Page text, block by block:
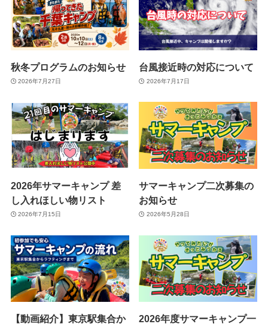
秋冬プログラムのお知らせ
2026年7月27日
台風接近時の対応について
2026年7月17日
2026年サマーキャンプ 差
し入れほしい物リスト
2026年7月15日
サマーキャンプ二次募集の
お知らせ
2026年5月28日
【動画紹介】東京駅集合か
2026年度サマーキャンプ一